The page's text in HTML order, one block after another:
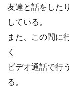
友達と話をした
している。
また、この間に
く
ビデオ通話で行
る。